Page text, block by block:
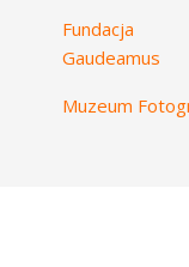
Fundacja
Gaudeamus
Muzeum